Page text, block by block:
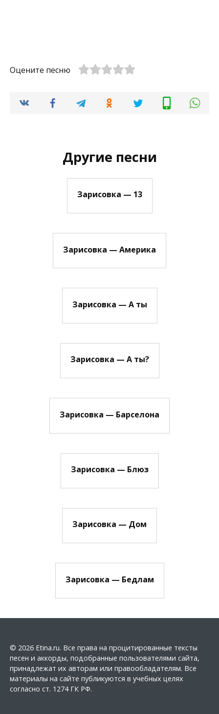
Оцените песню
Другие песни
Зарисовка — 13
Зарисовка — Америка
Зарисовка — А ты
Зарисовка — А ты?
Зарисовка — Барселона
Зарисовка — Блюз
Зарисовка — Дом
Зарисовка — Бедлам
© 2026 Etina.ru. Все права на процитированные тексты
песен и аккорды, подобранные пользователями сайта,
принадлежат их авторам или правообладателям. Все
материалы на сайте публикуются в учебных целях
согласно ст. 1274 ГК РФ.